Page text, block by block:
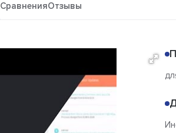
СравненияОтзывы